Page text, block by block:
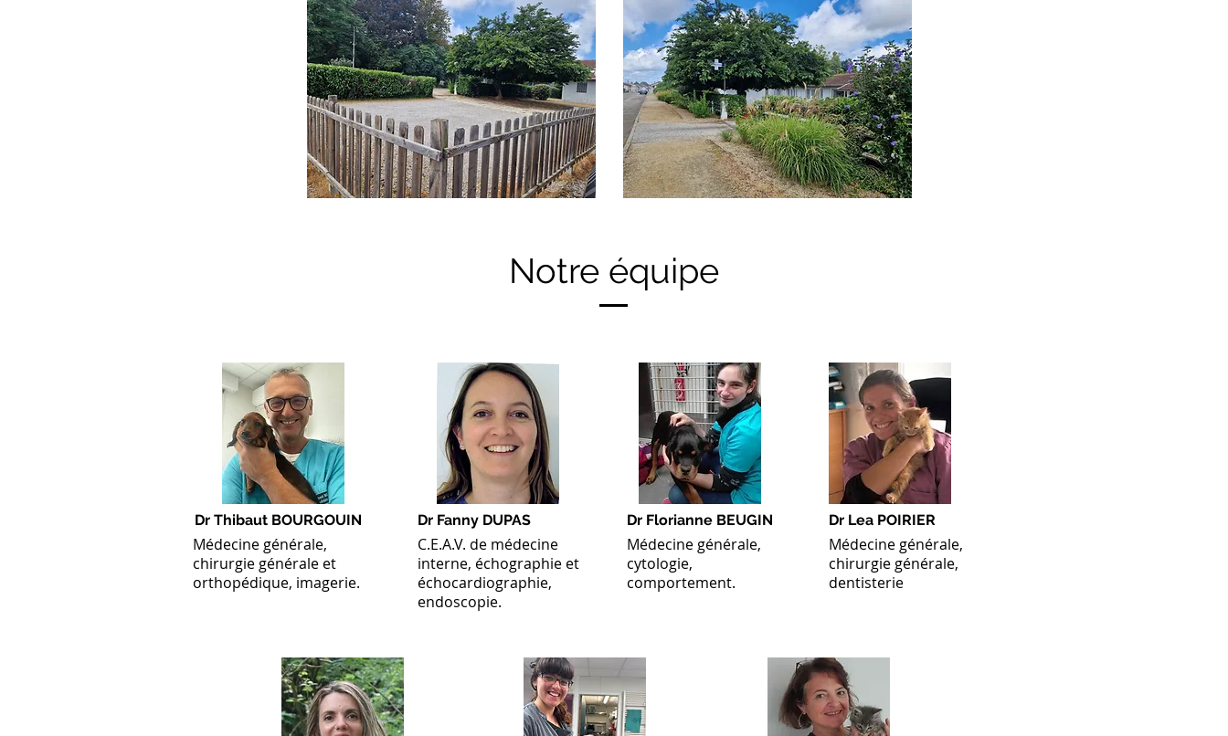
Notre équipe
Dr Thibaut BOURGOUIN
Médecine générale,
chirurgie générale et
orthopédique, imagerie.
Dr Fanny DUPAS Dr Florianne BEUGIN Dr Lea POIRIER
C.E.A.V. de médecine
interne, échographie et
échocardiographie,
endoscopie.
Médecine générale,
cytologie,
comportement.
Médecine générale,
chirurgie générale,
dentisterie